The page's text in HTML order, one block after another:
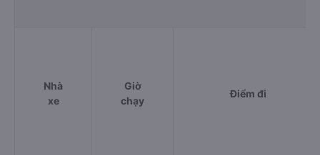
Nhà
xe
Giờ
chạy
Điểm đi